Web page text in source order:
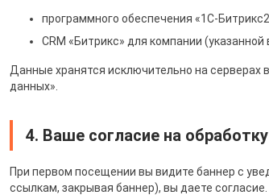
программного обеспечения «1С-
CRM «Битрикс» для компании
Данные хранятся исключительно на
данных».
4. Ваше согласие на
При первом посещении вы видите баннер с
ссылкам, закрывая баннер), вы даете согласие.